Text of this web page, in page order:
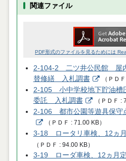
関連ファイル
PDF形式のファイルを見るためには
2-104-2 二ツ井公民館 屋
替修繕 入札調書
（ ＰＤＦ
2-105 小中学校地下貯油槽
委託 入札調書
（ ＰＤＦ
2-106 都市公園等遊具保
（ ＰＤＦ 71.00 KB）
3-18 ロータリ車検、12ヵ
（ ＰＤＦ 94.00 KB）
3-19 ローダ車検、12ヵ月